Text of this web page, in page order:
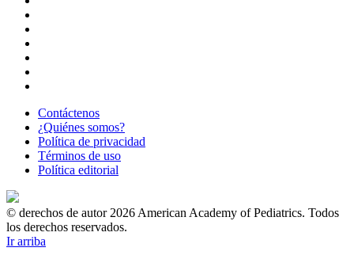
Contáctenos
¿Quiénes somos?
Política de privacidad
Términos de uso
Política editorial
© derechos de autor 2026 American Academy of Pediatrics. Todos
los derechos reservados.
Ir arriba